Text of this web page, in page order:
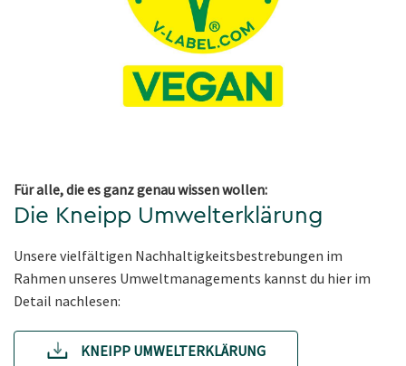
Für alle, die es ganz genau wissen wollen:
Die Kneipp Umwelterklärung
Unsere vielfältigen Nachhaltigkeitsbestrebungen im
Rahmen unseres Umweltmanagements kannst du hier im
Detail nachlesen:
KNEIPP UMWELTERKLÄRUNG